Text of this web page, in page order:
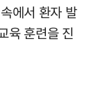
에서 환자 발
육 훈련을 진